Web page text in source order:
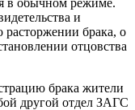
и
расторжении брака, о
отцовства
брака жители
другой отдел ЗАГС